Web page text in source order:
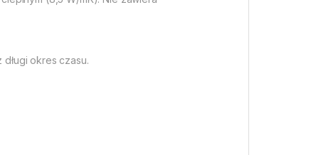
okres czasu.